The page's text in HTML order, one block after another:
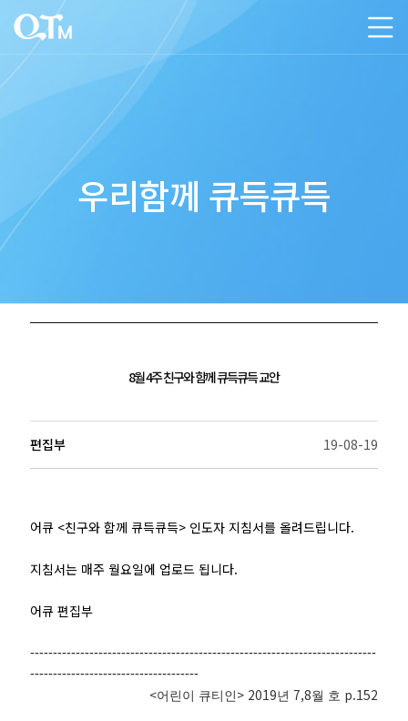
우리함께 큐득큐득
8월 4주 친구와 함께 큐득큐득 교안
편집부 19-08-19
어큐 <친구와 함께 큐득큐득> 인도자 지침서를 올려드립니다.
지침서는 매주 월요일에 업로드 됩니다.
어큐 편집부
----------------------------------------------------------------------------
-------------------------------------
<어린이 큐티인 > 2019년 7,8월 호 p.152